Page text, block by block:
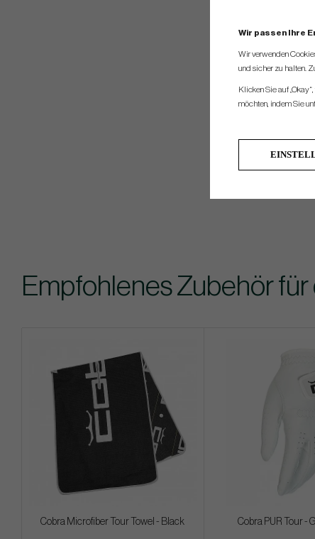
Empfohlenes Zubehör
Cobra Microfiber Tour Towel - Black Cobra PUR Tour -
Wir passen Ihre
Wir verwenden
und sicher zu halten.
Klicken Sie auf
möchten, indem Sie